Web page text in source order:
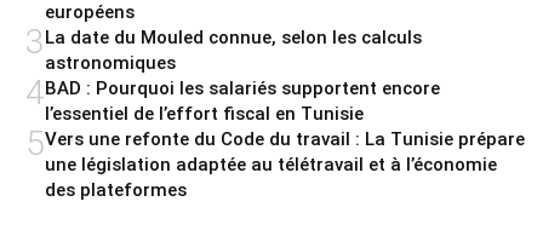
européens
3La date du Mouled connue, selon les calculs
astronomiques
4BAD : Pourquoi les salariés supportent encore
l’essentiel de l’effort fiscal en Tunisie
5Vers une refonte du Code du travail : La Tunisie prépare
une législation adaptée au télétravail et à l’économie
des plateformes